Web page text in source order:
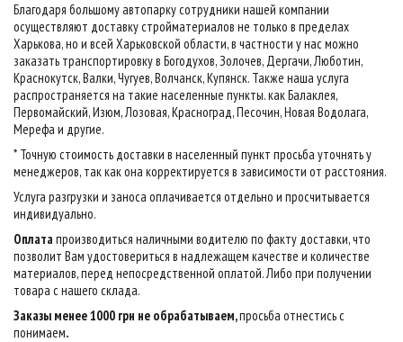
Благодаря большому автопарку сотрудники нашей компании
осуществляют доставку стройматериалов не только в пределах
Харькова, но и всей Харьковской области, в частности у нас можно
заказать транспортировку в Богодухов, Золочев, Дергачи, Люботин,
Краснокутск, Валки, Чугуев, Волчанск, Купянск. Также наша услуга
распространяется на такие населенные пункты. как Балаклея,
Первомайский, Изюм, Лозовая, Красноград, Песочин, Новая Водолага,
Мерефа и другие.
* Точную стоимость доставки в населенный пункт просьба уточнять у
менеджеров, так как она корректируется в зависимости от расстояния.
Услуга разгрузки и заноса оплачивается отдельно и просчитывается
индивидуально.
Оплатапроизводиться наличными водителю по факту доставки, что
позволит Вам удостовериться в надлежащем качестве и количестве
материалов, перед непосредственной оплатой. Либо при получении
товара с нашего склада.
Заказы менее 1000 грн не обрабатываем,просьба отнестись с
понимаем.